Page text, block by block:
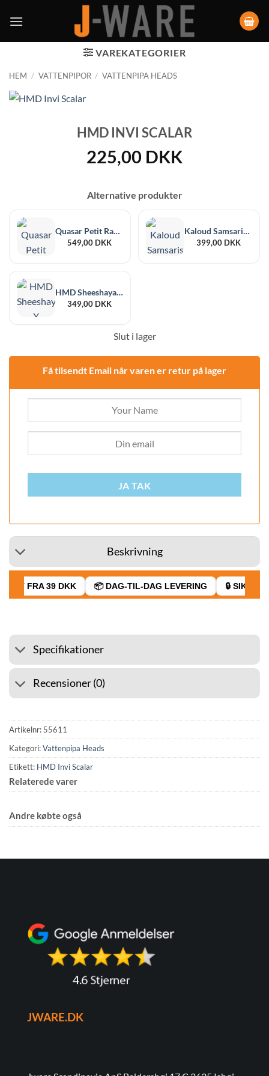
VAREKATEGORIER
HEM / VATTENPIPOR / VATTENPIPA HEADS
HMD INVI SCALAR
225,00 DKK
Alternative produkter
Quasar Petit Raas 2
549,00 DKK
Kaloud Samsaris Lapis För Krysalis I+
399,00 DKK
HMD Sheeshaya X Smokezilla Obsidius
349,00 DKK
Slut i lager
Få tilsendt Email når varen er retur på lager
JA TAK
Beskrivning
FRA 39 DKK 📦 DAG-TIL-DAG LEVERING 🔒 SIKKER
Specifikationer
Recensioner (0)
Artikelnr: 55611
Kategori:Vattenpipa Heads
Etikett: HMD Invi Scalar
Relaterede varer
Andre købte også
JWARE.DK